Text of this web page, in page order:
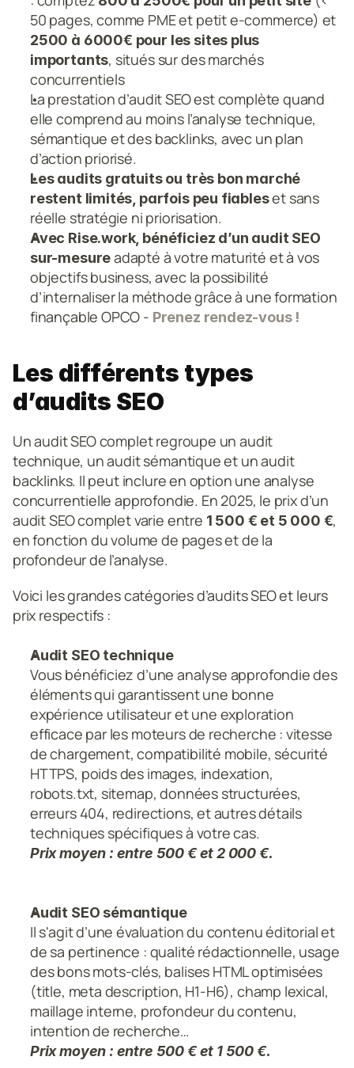
2500 à 6000€ pour les sites plus
importants, situés sur des marchés
concurrentiels
La prestation d’audit SEO est complète quand
elle comprend au moins l’analyse technique,
sémantique et des backlinks, avec un plan
d’action priorisé.
Les audits gratuits ou très bon marché
restent limités, parfois peu fiables et sans
réelle stratégie ni priorisation.
Avec Rise.work, bénéficiez d’un audit SEO
sur-mesure adapté à votre maturité et à vos
objectifs business, avec la possibilité
d’internaliser la méthode grâce à une formation
finançable OPCO - Prenez rendez-vous !
Les différents types
d’audits SEO
Un audit SEO complet regroupe un audit
technique, un audit sémantique et un audit
backlinks. Il peut inclure en option une analyse
concurrentielle approfondie. En 2025, le prix d’un
audit SEO complet varie entre 1 500 € et 5 000 €,
en fonction du volume de pages et de la
profondeur de l’analyse.
Voici les grandes catégories d’audits SEO et leurs
prix respectifs :
Audit SEO technique
Vous bénéficiez d’une analyse approfondie des
éléments qui garantissent une bonne
expérience utilisateur et une exploration
efficace par les moteurs de recherche : vitesse
de chargement, compatibilité mobile, sécurité
HTTPS, poids des images, indexation,
robots.txt, sitemap, données structurées,
erreurs 404, redirections, et autres détails
techniques spécifiques à votre cas.
Prix moyen : entre 500 € et 2 000 €.
Audit SEO sémantique
Il s'agit d’une évaluation du contenu éditorial et
de sa pertinence : qualité rédactionnelle, usage
des bons mots-clés, balises HTML optimisées
(title, meta description, H1-H6), champ lexical,
maillage interne, profondeur du contenu,
intention de recherche…
Prix moyen : entre 500 € et 1 500 €.